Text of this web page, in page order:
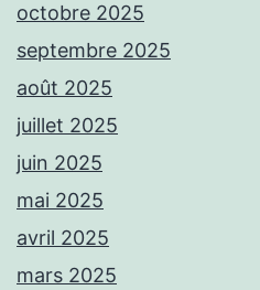
octobre 2025
septembre 2025
août 2025
juillet 2025
juin 2025
mai 2025
avril 2025
mars 2025